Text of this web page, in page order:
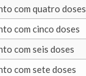
com quatro doses
com cinco doses
com seis doses
com sete doses